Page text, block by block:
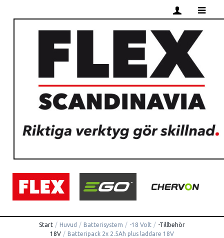
Start / Huvud / Batterisystem / -18 Volt / -Tillbehör
18V / Batteripack 2x 2.5Ah plus laddare 18V